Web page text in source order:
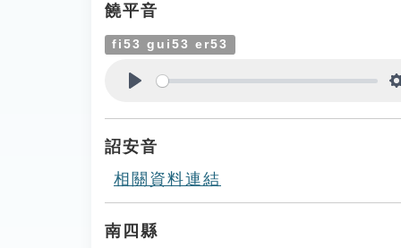
饒平音
fi53 gui53 er53
詔安音
相關資料連結
南四縣